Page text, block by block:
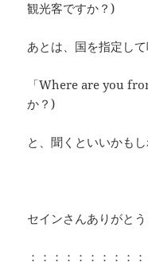
観光客ですか？)
あとは、国を指定して
「Where are you
か？)
と、聞くといいかも
セインさんありがと
：：：：：：：：：